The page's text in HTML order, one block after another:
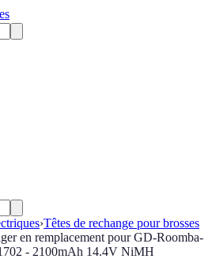
›Têtes de rechange pour brosses
en remplacement pour GD-Roomba-
- 2100mAh 14.4V NiMH